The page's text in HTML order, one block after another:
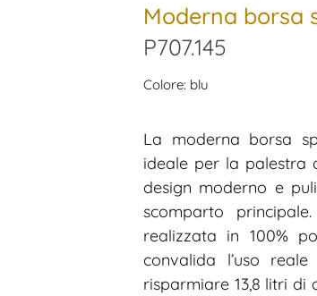
Moderna borsa
P707.145
Colore: blu
La moderna borsa
ideale per la palestra
design moderno e
scomparto
realizzata in 100%
convalida l’uso
risparmiare 13,8 litri di